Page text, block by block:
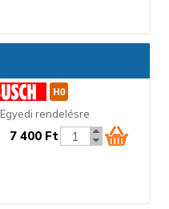
Egyedi rendelésre
7 400 Ft